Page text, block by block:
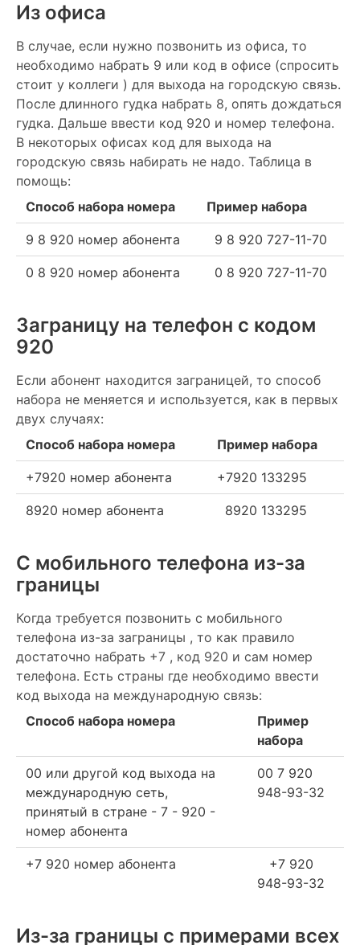
Из офиса
В случае, если нужно позвонить из офиса, то
необходимо набрать 9 или код в офисе (спросить
стоит у коллеги ) для выхода на городскую связь.
После длинного гудка набрать 8, опять дождаться
гудка. Дальше ввести код 920 и номер телефона.
В некоторых офисах код для выхода на
городскую связь набирать не надо. Таблица в
помощь:
Способ набора номера
Пример набора
9 8 920 номер абонента 9 8 920 727-11-70
0 8 920 номер абонента 0 8 920 727-11-70
Заграницу на телефон c кодом
920
Если абонент находится заграницей, то способ
набора не меняется и используется, как в первых
двух случаях:
Способ набора номера
Пример набора
+7920 номер абонента +7920 133295
8920 номер абонента 8920 133295
С мобильного телефона из-за
границы
Когда требуется позвонить с мобильного
телефона из-за заграницы , то как правило
достаточно набрать +7 , код 920 и сам номер
телефона. Есть страны где необходимо ввести
код выхода на международную связь:
Способ набора номера
Пример
набора
00 или другой код выхода на
международную сеть,
принятый в стране - 7 - 920 -
номер абонента
00 7 920
948-93-32
+7 920 номер абонента
+7 920
948-93-32
Из-за границы с примерами всех